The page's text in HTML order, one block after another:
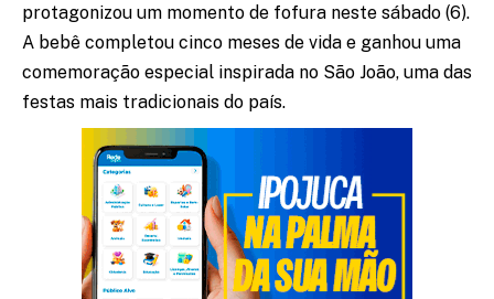
protagonizou um momento de fofura neste sábado (6).
A bebê completou cinco meses de vida e ganhou uma
comemoração especial inspirada no São João, uma das
festas mais tradicionais do país.